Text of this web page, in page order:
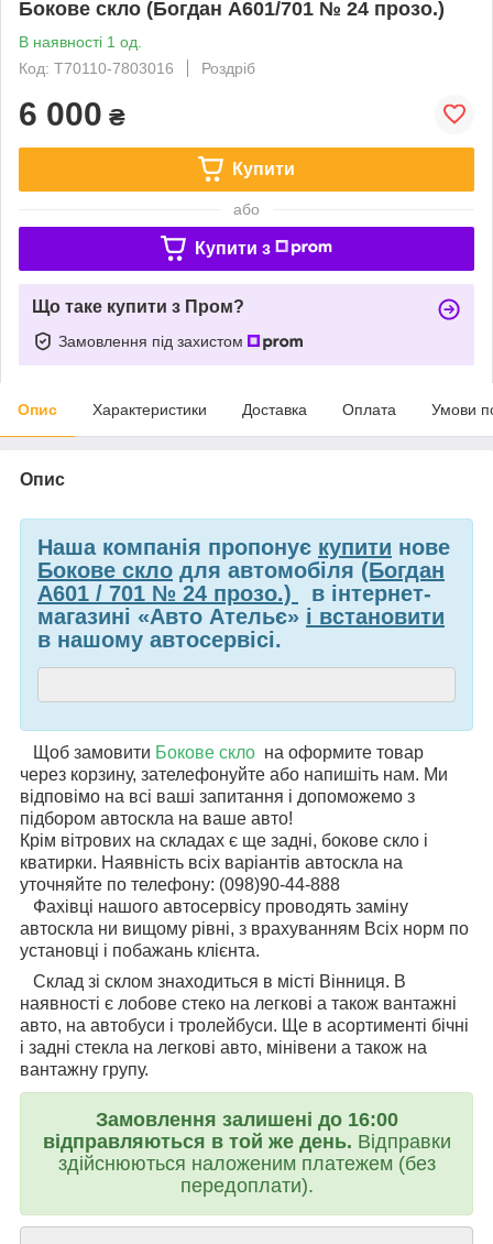
Бокове скло (Богдан А601/701 № 24 прозо.)
В наявності 1 од.
Код: Т70110-7803016
Роздріб
6 000 ₴
Купити
або
Купити з
Що таке купити з Пром?
Замовлення під захистом
Опис Характеристики Доставка Оплата Умови
Опис
Наша компанія пропонує купити нове
Бокове скло для автомобіля (Богдан
А601 / 701 № 24 прозо.)
в інтернет-
магазині «Авто Ательє» і встановити
в нашому автосервісі.
Щоб замовити Бокове скло на оформите товар
через корзину, зателефонуйте або напишіть нам. Ми
відповімо на всі ваші запитання і допоможемо з
підбором автоскла на ваше авто!
Крім вітрових на складах є ще задні, бокове скло і
кватирки. Наявність всіх варіантів автоскла на
уточняйте по телефону: (098)90-44-888
Фахівці нашого автосервісу проводять заміну
автоскла ни вищому рівні, з врахуванням Всіх норм по
установці і побажань клієнта.
Склад зі склом знаходиться в місті Вінниця. В
наявності є лобове стеко на легкові а також вантажні
авто, на автобуси і тролейбуси. Ще в асортименті бічні
і задні стекла на легкові авто, мінівени а також на
вантажну групу.
Замовлення залишені до 16:00
відправляються в той же день. Відправки
здійснюються наложеним платежем (без
передоплати).